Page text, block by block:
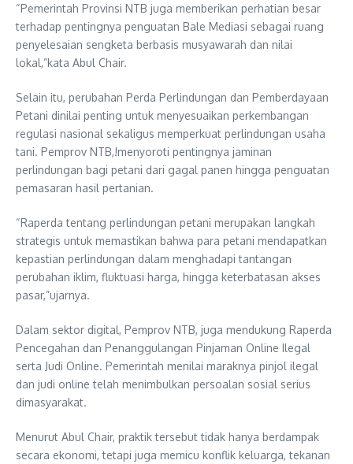
“Pemerintah Provinsi NTB juga memberikan perhatian besar
terhadap pentingnya penguatan Bale Mediasi sebagai ruang
penyelesaian sengketa berbasis musyawarah dan nilai
lokal,”kata Abul Chair.
Selain itu, perubahan Perda Perlindungan dan Pemberdayaan
Petani dinilai penting untuk menyesuaikan perkembangan
regulasi nasional sekaligus memperkuat perlindungan usaha
tani. Pemprov NTB,!menyoroti pentingnya jaminan
perlindungan bagi petani dari gagal panen hingga penguatan
pemasaran hasil pertanian.
“Raperda tentang perlindungan petani merupakan langkah
strategis untuk memastikan bahwa para petani mendapatkan
kepastian perlindungan dalam menghadapi tantangan
perubahan iklim, fluktuasi harga, hingga keterbatasan akses
pasar,”ujarnya.
Dalam sektor digital, Pemprov NTB, juga mendukung Raperda
Pencegahan dan Penanggulangan Pinjaman Online Ilegal
serta Judi Online. Pemerintah menilai maraknya pinjol ilegal
dan judi online telah menimbulkan persoalan sosial serius
dimasyarakat.
Menurut Abul Chair, praktik tersebut tidak hanya berdampak
secara ekonomi, tetapi juga memicu konflik keluarga, tekanan